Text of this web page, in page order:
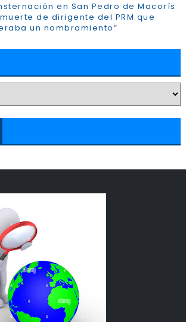
en San Pedro de Macorís
de dirigente del PRM que
un nombramiento”